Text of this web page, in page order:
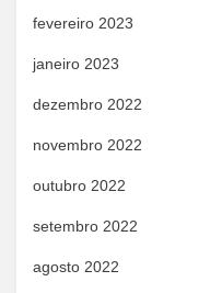
fevereiro 2023
janeiro 2023
dezembro 2022
novembro 2022
outubro 2022
setembro 2022
agosto 2022